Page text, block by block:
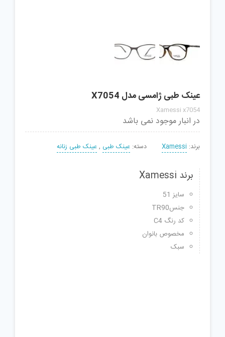
عینک طبی ژامسی مدل X7054
Xamessi x7054
در انبار موجود نمی باشد
برند: Xamessi دسته: عینک طبی ,عینک طبی زنانه
برند Xamessi
سایز 51
جنسTR90
کد رنگ C4
مخصوص بانوان
سبک